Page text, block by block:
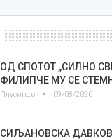
ОД СПОТОТ „СИЛНО
ФИЛИПЧЕ МУ СЕ
Плусинфо 09/08/2026
СИЉАНОВСКА